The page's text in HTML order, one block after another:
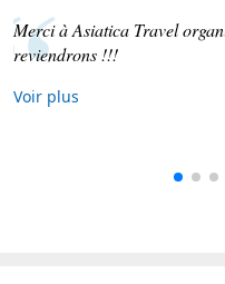
Asiatica travel nous a